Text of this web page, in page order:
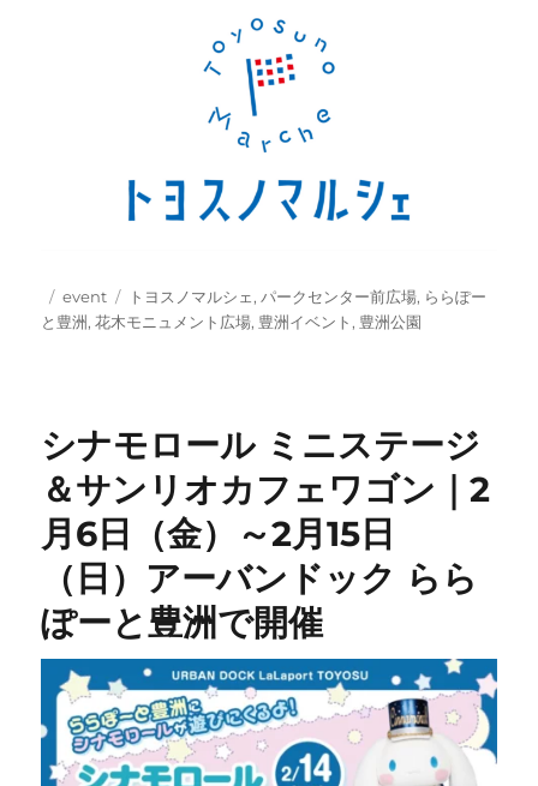
投
稿
カ
テ
event
タ
グ
トヨスノマルシェ, パークセンター前広場, ららぽー
と豊洲,花木モニュメント広場, 豊洲イベント , 豊洲公園
シナモロール ミニステージ
＆サンリオカフェワゴン｜2
月6日（金）～2月15日
（日）アーバンドック らら
ぽーと豊洲で開催